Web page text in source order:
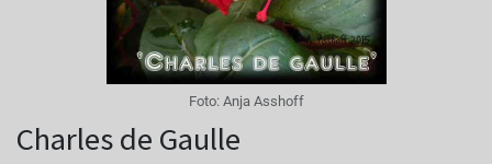
Foto: Anja Asshoff
Charles de Gaulle